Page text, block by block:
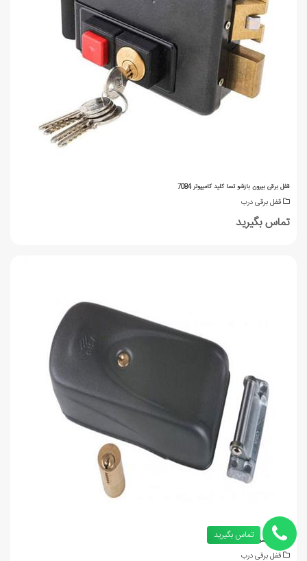
قفل برقی بیرون بازشو تسا کلید کامیپوتر 7084
قفل برقی درب
تماس بگیرید
قفل برقی سیزا بدون شاسی
قفل برقی درب
تماس بگیرید